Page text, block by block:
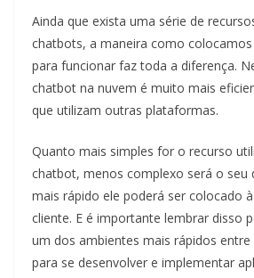
Ainda que exista uma série de
chatbots, a maneira como
para funcionar faz toda a diferença.
chatbot na nuvem é muito mais
que utilizam outras plataformas.
Quanto mais simples for o recurso
chatbot, menos complexo será o seu
mais rápido ele poderá ser colocado
cliente. E é importante lembrar disso
um dos ambientes mais rápidos
para se desenvolver e implementar